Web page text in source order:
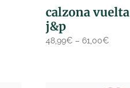
calzona vuelta
j&p
48,99€ –61,00€